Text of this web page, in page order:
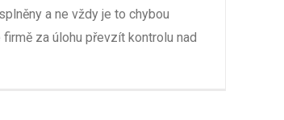
a ne vždy je to chybou
za úlohu převzít kontrolu nad